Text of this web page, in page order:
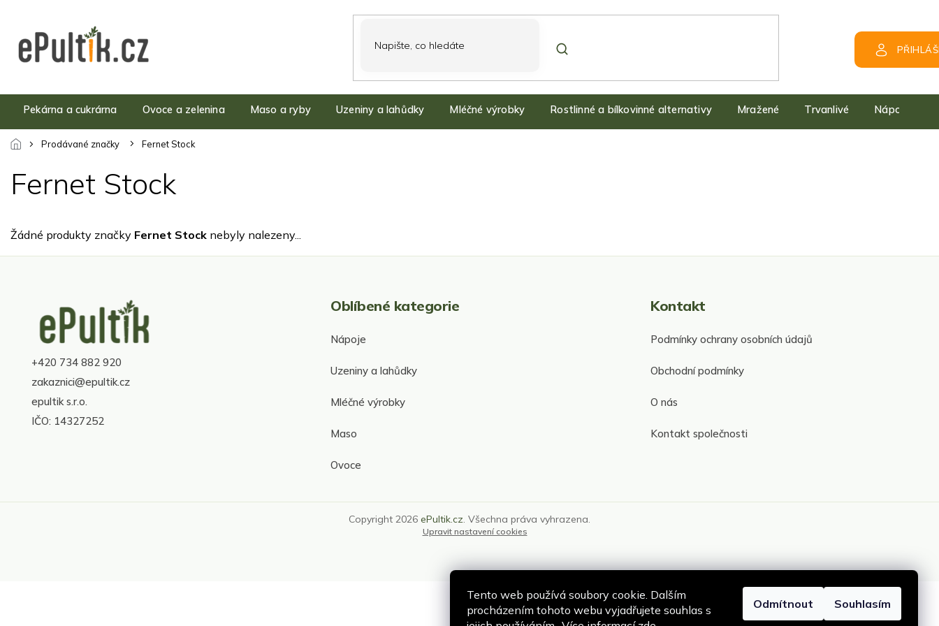
Tento web používá soubory cookie. Dalším
procházením tohoto webu vyjadřujete souhlas s
Odmítnout Souhlasím
obsah
Pekárna a cukrárna Ovoce a zelenina Maso a ryby Uzeniny a lahůdky Mléčné výrobky Rostlinné a bílkovinné alternativy Mražené Trvanlivé Nápoje
Prodávané značky Fernet Stock
Fernet Stock
Žádné produkty značky Fernet Stock nebyly nalezeny...
+420 734 882 920
zakaznici@epultik.cz
epultik s.r.o.
IČO: 14327252
Oblíbené kategorie
Nápoje
Uzeniny a lahůdky
Mléčné výrobky
Maso
Ovoce
Kontakt
Podmínky ochrany osobních údajů
Obchodní podmínky
O nás
Kontakt společnosti
Copyright 2026 ePultik.cz. Všechna práva vyhrazena.
Upravit nastavení cookies